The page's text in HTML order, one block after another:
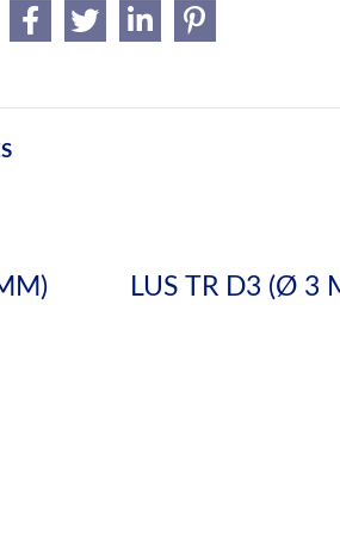
LUS TR D3 (Ø 3